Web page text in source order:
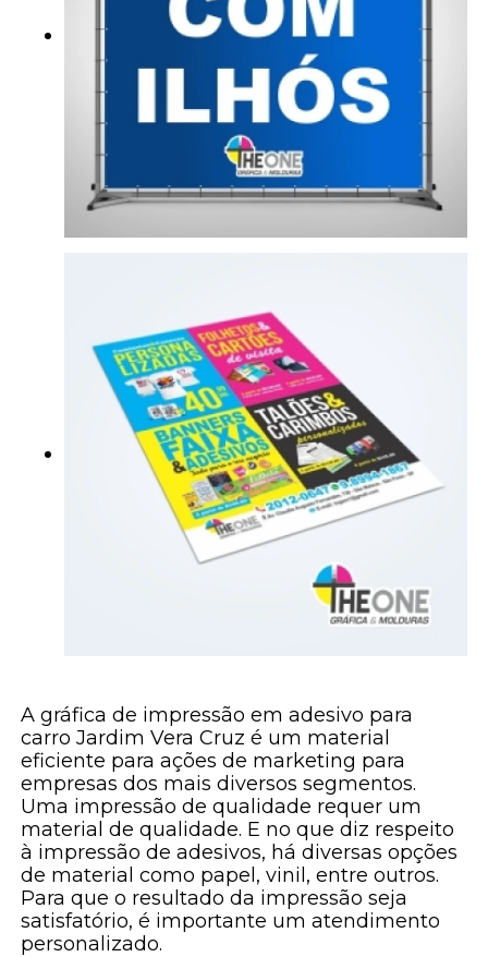
A gráfica de impressão em adesivo para
carro Jardim Vera Cruz é um material
eficiente para ações de marketing para
empresas dos mais diversos segmentos.
Uma impressão de qualidade requer um
material de qualidade. E no que diz respeito
à impressão de adesivos, há diversas opções
de material como papel, vinil, entre outros.
Para que o resultado da impressão seja
satisfatório, é importante um atendimento
personalizado.